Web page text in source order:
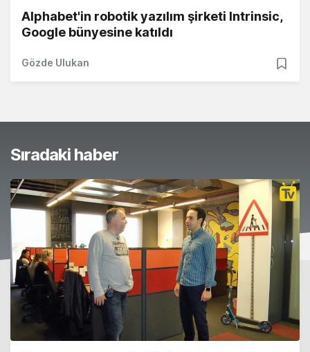
Alphabet'in robotik yazılım şirketi Intrinsic,
Google bünyesine katıldı
Gözde Ulukan
Sıradaki haber